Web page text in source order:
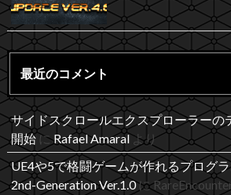
最近のコメント
サイドスクロールエクスプローラーの
開始にRafael Amaralより
UE4や5で格闘ゲームが作れるプログ
2nd-Generation Ver.1.0に